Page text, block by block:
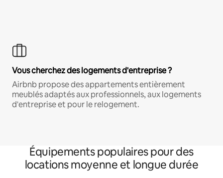
Vous cherchez des logements d'entreprise ?
Airbnb propose des appartements entièrement
meublés adaptés aux professionnels, aux logements
d'entreprise et pour le relogement.
Équipements populaires pour des
locations moyenne et longue durée